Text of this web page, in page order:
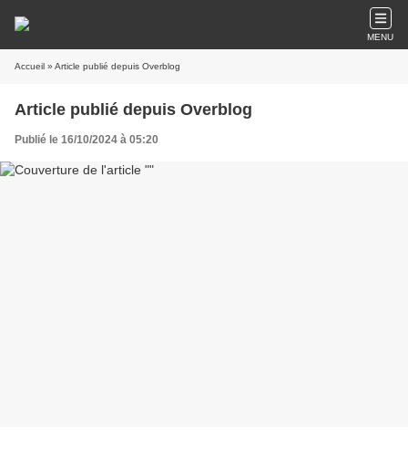
MENU
Accueil » Article publié depuis Overblog
Article publié depuis Overblog
Publié le 16/10/2024 à 05:20